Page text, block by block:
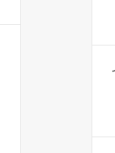
مصر
في